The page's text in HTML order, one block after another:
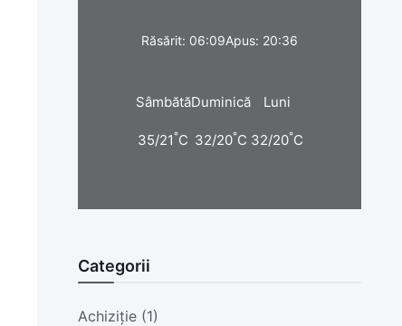
Răsărit: 06:09Apus: 20:36
Sâmbătă
35/21°C
Duminică
32/20°C
Luni
32/20°C
Categorii
Achiziție (1)